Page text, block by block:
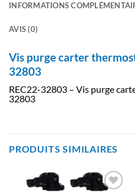
INFORMATIONS
AVIS (0)
Vis purge carter
32803
REC22-32803 – Vis purge
32803
PRODUITS SIMILAIRES